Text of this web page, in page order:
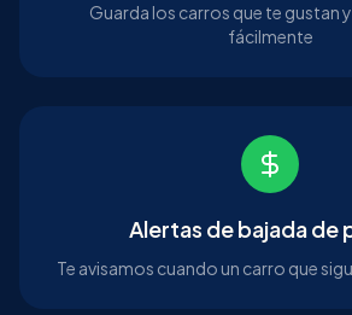
Guarda los carros que te gustan
fácilmente
Alertas de bajada de
Te avisamos cuando un carro que